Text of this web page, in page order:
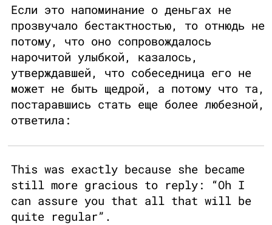
Если это напоминание о деньгах не
прозвучало бестактностью, то отнюдь не
потому, что оно сопровождалось
нарочитой улыбкой, казалось,
утверждавшей, что собеседница его не
может не быть щедрой, а потому что та,
постаравшись стать еще более любезной,
ответила:
This was exactly because she became
still more gracious to reply: “Oh I
can assure you that all that will be
quite regular”.